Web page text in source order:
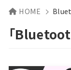
HOME
「